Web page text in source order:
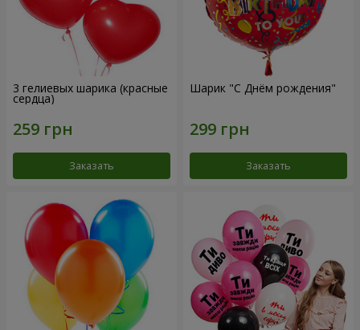
3 гелиевых шарика (красные
сердца)
Заказать
Шарик "С Днём рождения"
Заказать